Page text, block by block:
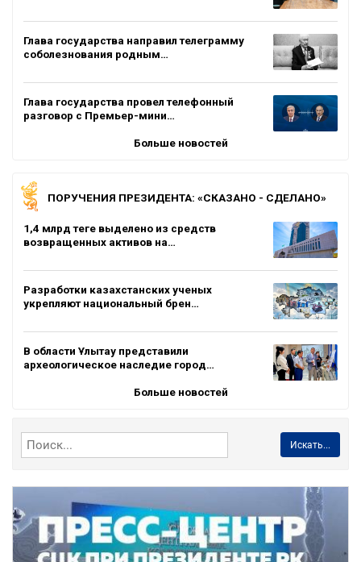
Глава государства направил телеграмму
соболезнования родным…
Глава государства провел телефонный
разговор с Премьер-мини…
Больше новостей
ПОРУЧЕНИЯ ПРЕЗИДЕНТА: «СКАЗАНО - СДЕЛАНО»
1,4 млрд теңге выделено из средств
возвращенных активов на…
Разработки казахстанских ученых
укрепляют национальный брен…
В области Ұлытау представили
археологическое наследие город…
Больше новостей
Искать...